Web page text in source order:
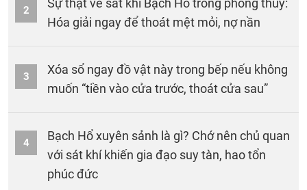
2
Sự thật về sát khí Bạch Hổ trong phong thủy:
Hóa giải ngay để thoát mệt mỏi, nợ nần
3
Xóa sổ ngay đồ vật này trong bếp nếu không
muốn “tiền vào cửa trước, thoát cửa sau”
4
Bạch Hổ xuyên sảnh là gì? Chớ nên chủ quan
với sát khí khiến gia đạo suy tàn, hao tổn
phúc đức